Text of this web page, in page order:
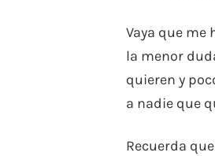
Vaya que me
la menor
quieren y
a nadie que
Recuerda